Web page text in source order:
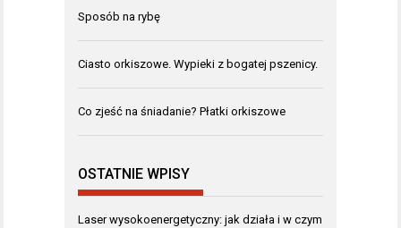
Sposób na rybę
Ciasto orkiszowe. Wypieki z bogatej pszenicy.
Co zjeść na śniadanie? Płatki orkiszowe
OSTATNIE WPISY
Laser wysokoenergetyczny: jak działa i w czym